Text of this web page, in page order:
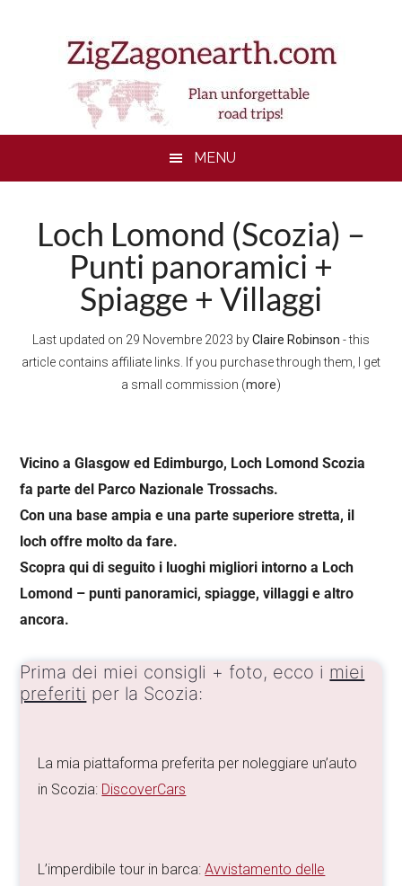
MENU
Loch Lomond (Scozia) –
Punti panoramici +
Spiagge + Villaggi
Last updated on 29 Novembre 2023 byClaire Robinson - this
article contains affiliate links. If you purchase through them, I get
a small commission (more)
Vicino a Glasgow ed Edimburgo, Loch Lomond Scozia
fa parte del Parco Nazionale Trossachs.
Con una base ampia e una parte superiore stretta, il
loch offre molto da fare.
Scopra qui di seguito i luoghi migliori intorno a Loch
Lomond – punti panoramici, spiagge, villaggi e altro
ancora.
Prima dei miei consigli + foto, ecco i miei
preferiti per la Scozia:
La mia piattaforma preferita per noleggiare un’auto
in Scozia: DiscoverCars
L’imperdibile tour in barca:Avvistamento delle